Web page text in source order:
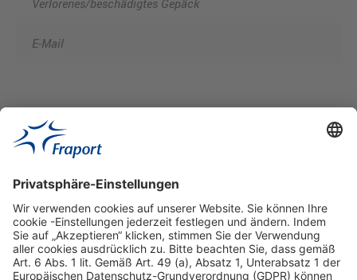
Verlorenes/beschädigtes Gepäck
E-Mail
Hilfreiche Links